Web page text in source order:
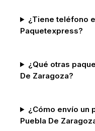
¿Tiene teléfono
Paquetexpress?
¿Qué otras
De Zaragoza?
¿Cómo envío un
Puebla De